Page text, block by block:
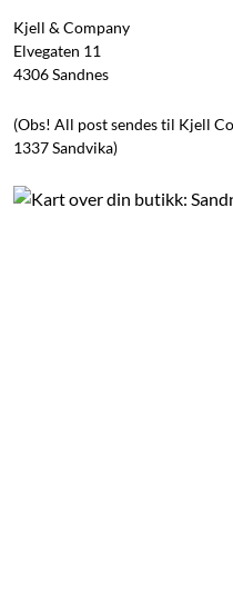
Kjell & Company
Elvegaten 11
4306Sandnes
(Obs! All post sendes til Kjell
1337 Sandvika)